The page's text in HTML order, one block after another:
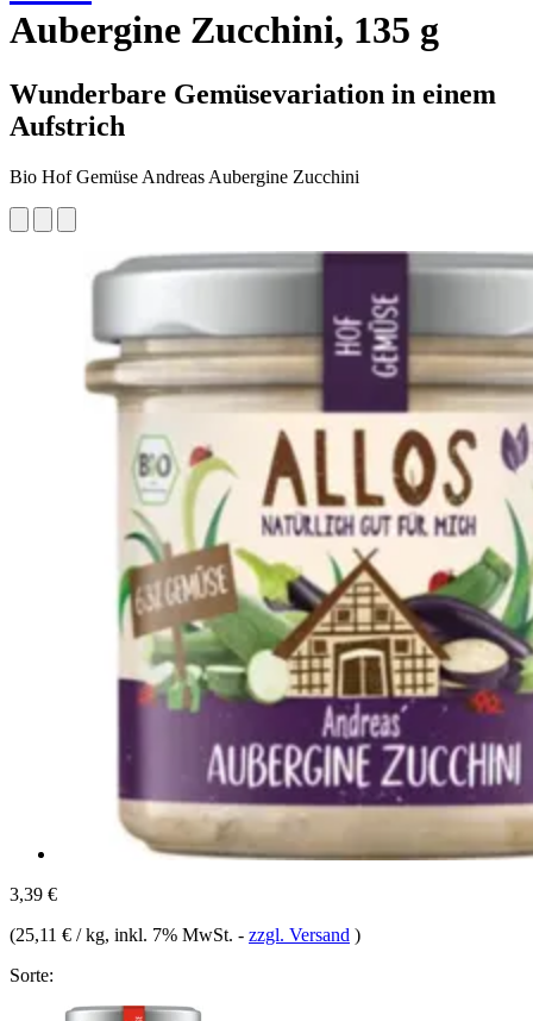
Aubergine Zucchini, 135 g
Wunderbare Gemüsevariation in einem
Aufstrich
Bio Hof Gemüse Andreas Aubergine Zucchini
3,39 €
(25,11 € / kg, inkl. 7% MwSt. - zzgl. Versand )
Sorte: